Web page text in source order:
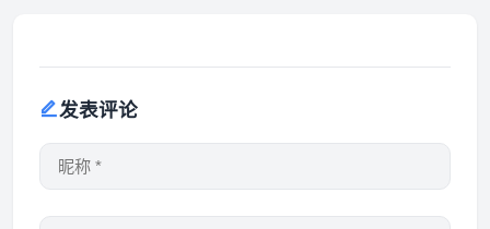
发表评论